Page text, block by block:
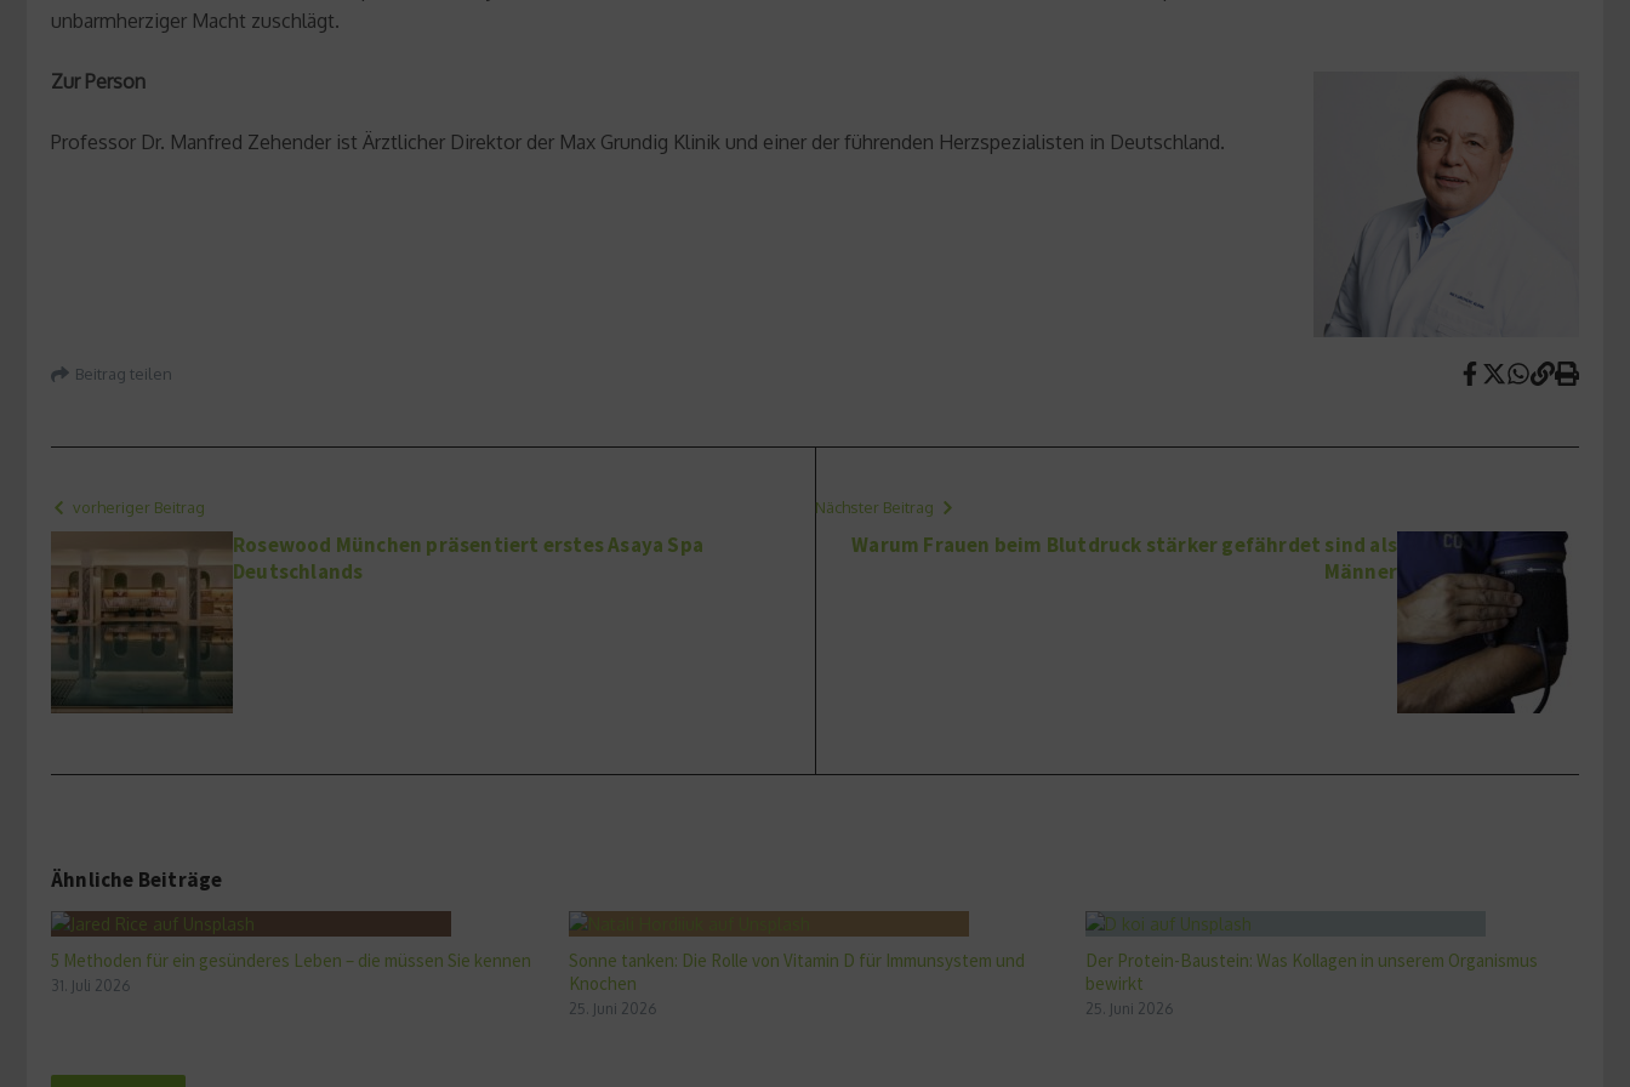
unbarmherziger Macht zuschlägt.
Zur Person
Professor Dr. Manfred Zehender ist Ärztlicher Direktor der Max Grundig Klinik und einer der führenden Herzspezialisten in Deutschland.
Beitrag teilen
vorheriger Beitrag
Rosewood München präsentiert erstes Asaya Spa
Deutschlands
Nächster Beitrag
Warum Frauen beim Blutdruck stärker gefährdet sind als
Männer
Ähnliche Beiträge
5 Methoden für ein gesünderes Leben – die müssen Sie kennen
31. Juli 2026
Sonne tanken: Die Rolle von Vitamin D für Immunsystem und
Knochen
25. Juni 2026
Der Protein-Baustein: Was Kollagen in unserem Organismus
bewirkt
25. Juni 2026